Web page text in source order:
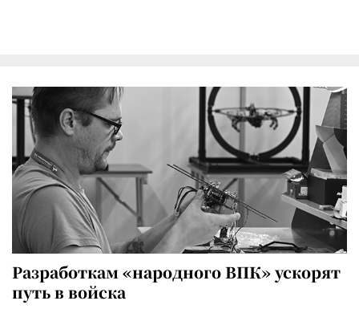
Разработкам «народного ВПК» ускорят
путь в войска